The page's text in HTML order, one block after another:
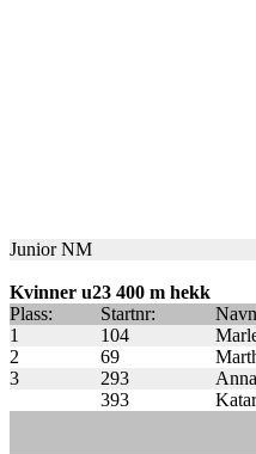
Junior NM
Kvinner u23 400 m hekk
Plass:
Startnr:
1
104
2
69
3
293
393